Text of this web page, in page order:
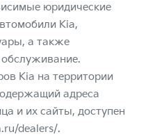
юридические
Kia,
а также
Kia на территории
адреса
и их сайты, доступен
dealers/.